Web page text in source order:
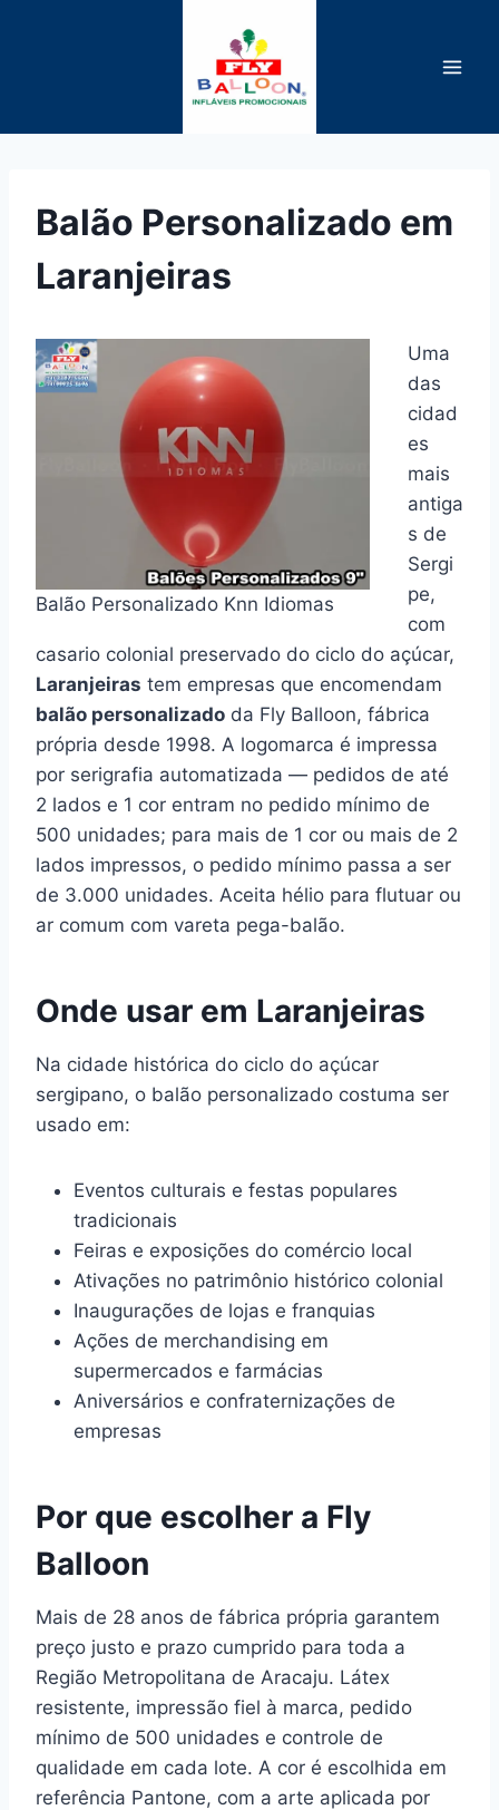
Balão Personalizado em
Laranjeiras
Balão Personalizado Knn Idiomas
Uma
das
cidad
es
mais
antiga
s de
Sergi
pe,
com
casario colonial preservado do ciclo do açúcar,
Laranjeiras tem empresas que encomendam
balão personalizado da Fly Balloon, fábrica
própria desde 1998. A logomarca é impressa
por serigrafia automatizada — pedidos de até
2 lados e 1 cor entram no pedido mínimo de
500 unidades; para mais de 1 cor ou mais de 2
lados impressos, o pedido mínimo passa a ser
de 3.000 unidades. Aceita hélio para flutuar ou
ar comum com vareta pega-balão.
Onde usar em Laranjeiras
Na cidade histórica do ciclo do açúcar
sergipano, o balão personalizado costuma ser
usado em:
Eventos culturais e festas populares
tradicionais
Feiras e exposições do comércio local
Ativações no patrimônio histórico colonial
Inaugurações de lojas e franquias
Ações de merchandising em
supermercados e farmácias
Aniversários e confraternizações de
empresas
Por que escolher a Fly
Balloon
Mais de 28 anos de fábrica própria garantem
preço justo e prazo cumprido para toda a
Região Metropolitana de Aracaju. Látex
resistente, impressão fiel à marca, pedido
mínimo de 500 unidades e controle de
qualidade em cada lote. A cor é escolhida em
referência Pantone, com a arte aplicada por